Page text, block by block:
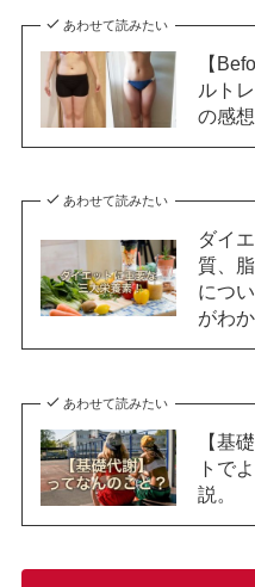
あわせて読みたい
【
ルト
の感想
あわせて読みたい
ダイ
質、
につ
がわ
あわせて読みたい
【基
トで
説。